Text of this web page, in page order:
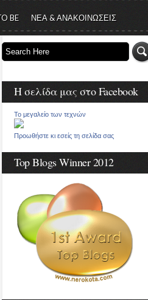
BE ΝΕΑ & ΑΝΑΚΟΙΝΩΣΕΙΣ
Η σελίδα μας στο Facebook
Το μεγαλείο των τεχνών
Προωθήστε κι εσείς τη σελίδα σας
Top Blogs Winner 2012